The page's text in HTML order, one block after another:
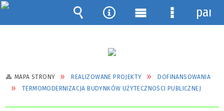
MAPA STRONY REALIZOWANE PROJEKTY
DOFINANSOWANIA
TERMOMODERNIZACJA BUDYNKÓW UŻYTECZNOŚCI PUBLICZNEJ
Wyszukiwarka
Narzędzia
Menu Menu
panel